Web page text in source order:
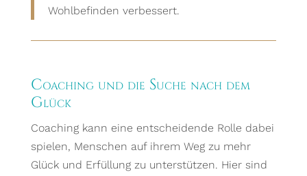
Wohlbefinden verbessert.
Coaching und die Suche nach dem
Glück
Coaching kann eine entscheidende Rolle dabei
spielen, Menschen auf ihrem Weg zu mehr
Glück und Erfüllung zu unterstützen. Hier sind